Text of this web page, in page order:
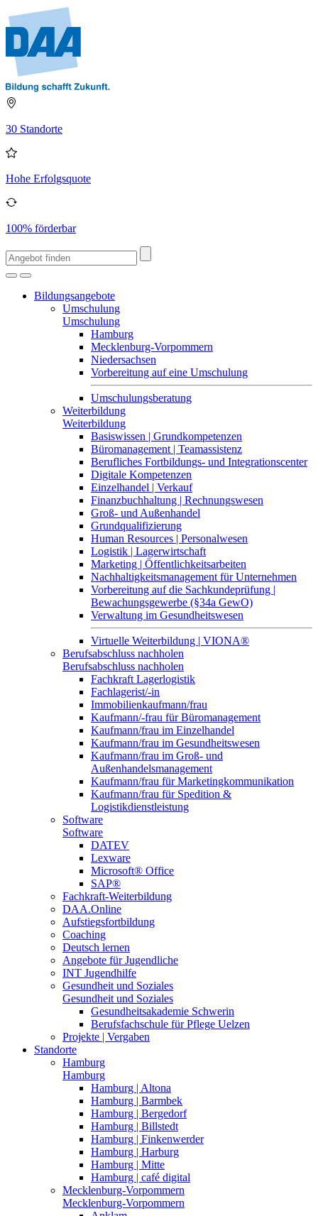
30 Standorte
Hohe Erfolgsquote
100% förderbar
Bildungsangebote
Umschulung
Umschulung
Hamburg
Mecklenburg-Vorpommern
Niedersachsen
Vorbereitung auf eine Umschulung
Umschulungsberatung
Weiterbildung
Weiterbildung
Basiswissen | Grundkompetenzen
Büromanagement | Teamassistenz
Berufliches Fortbildungs- und Integrationscenter
Digitale Kompetenzen
Einzelhandel | Verkauf
Finanzbuchhaltung | Rechnungswesen
Groß- und Außenhandel
Grundqualifizierung
Human Resources | Personalwesen
Logistik | Lagerwirtschaft
Marketing | Öffentlichkeitsarbeiten
Nachhaltigkeitsmanagement für Unternehmen
Vorbereitung auf die Sachkundeprüfung |
Bewachungsgewerbe (§34a GewO)
Verwaltung im Gesundheitswesen
Virtuelle Weiterbildung | VIONA®
Berufsabschluss nachholen
Berufsabschluss nachholen
Fachkraft Lagerlogistik
Fachlagerist/-in
Immobilienkaufmann/frau
Kaufmann/-frau für Büromanagement
Kaufmann/frau im Einzelhandel
Kaufmann/frau im Gesundheitswesen
Kaufmann/frau im Groß- und
Außenhandelsmanagement
Kaufmann/frau für Marketingkommunikation
Kaufmann/frau für Spedition &
Logistikdienstleistung
Software
Software
DATEV
Lexware
Microsoft® Office
SAP®
Fachkraft-Weiterbildung
DAA.Online
Aufstiegsfortbildung
Coaching
Deutsch lernen
Angebote für Jugendliche
INT Jugendhilfe
Gesundheit und Soziales
Gesundheit und Soziales
Gesundheitsakademie Schwerin
Berufsfachschule für Pflege Uelzen
Projekte | Vergaben
Standorte
Hamburg
Hamburg
Hamburg | Altona
Hamburg | Barmbek
Hamburg | Bergedorf
Hamburg | Billstedt
Hamburg | Finkenwerder
Hamburg | Harburg
Hamburg | Mitte
Hamburg | café digital
Mecklenburg-Vorpommern
Mecklenburg-Vorpommern